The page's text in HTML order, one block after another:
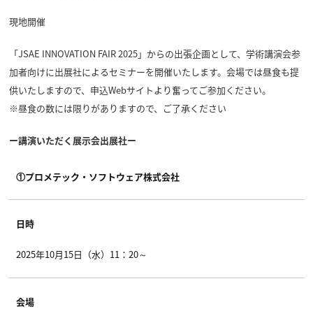
現地開催
「JSAE INNOVATION FAIR 2025」からの出張企画として、学術講演会参
加者向けに出展社によるセミナーを開催いたします。会場では昼食も提
供いたしますので、申込Webサイトより奮ってご参加ください。
※昼食の数には限りがありますので、ご了承ください
ー講演いただく展示会出展社ー
①プロメテック・ソフトウェア株式会社
日時
2025年10月15日（水）11：20～
会場